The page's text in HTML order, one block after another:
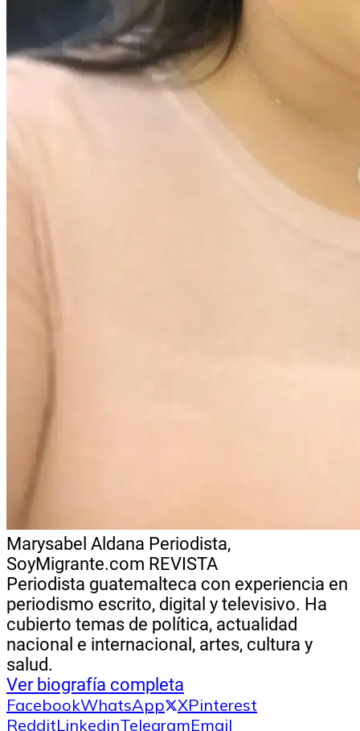
Marysabel Aldana Periodista,
SoyMigrante.com REVISTA
Periodista guatemalteca con experiencia en
periodismo escrito, digital y televisivo. Ha
cubierto temas de política, actualidad
nacional e internacional, artes, cultura y
salud.
Ver biografía completa
FacebookWhatsApp XPinterest
RedditLinkedinTelegramEmail